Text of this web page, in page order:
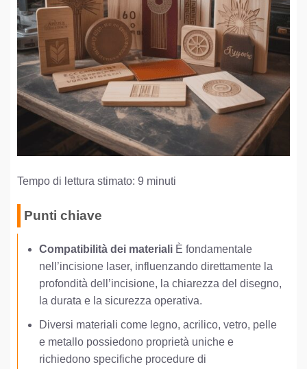
Tempo di lettura stimato: 9 minuti
Punti chiave
Compatibilità dei materialiÈ fondamentale
nell’incisione laser, influenzando direttamente la
profondità dell’incisione, la chiarezza del disegno,
la durata e la sicurezza operativa.
Diversi materiali come legno, acrilico, vetro, pelle
e metallo possiedono proprietà uniche e
richiedono specifiche procedure di